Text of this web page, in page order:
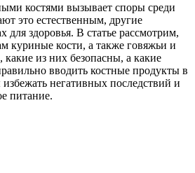
костями вызывает споры среди
это естественным, другие
для здоровья. В статье рассмотрим,
куриные кости, а также говяжьи и
из них безопасны, а какие
вводить костные продукты в
негативных последствий и
питание.